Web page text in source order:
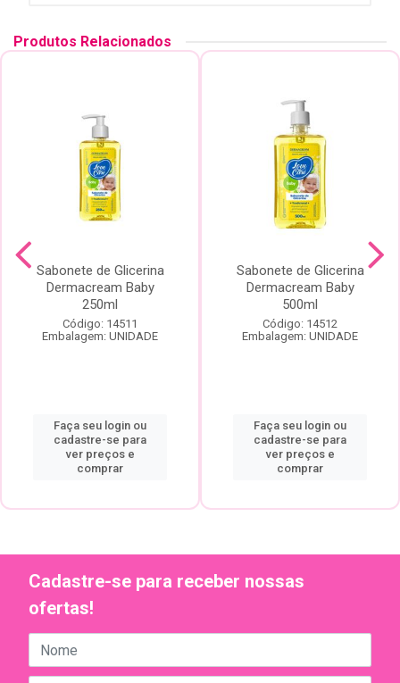
Produtos Relacionados
Sabonete de Glicerina
Dermacream Baby
250ml
Código: 14511
Embalagem: UNIDADE
Faça seu login ou
cadastre-se para
ver preços e
comprar
Sabonete de Glicerina
Dermacream Baby
500ml
Código: 14512
Embalagem: UNIDADE
Faça seu login ou
cadastre-se para
ver preços e
comprar
Cadastre-se para receber nossas
ofertas!